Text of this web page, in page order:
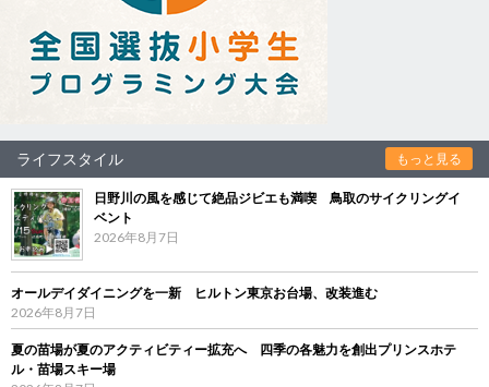
ライフスタイル もっと見る
日野川の風を感じて絶品ジビエも満喫 鳥取のサイクリングイ
ベント
2026年8月7日
オールデイダイニングを一新 ヒルトン東京お台場、改装進む
2026年8月7日
夏の苗場が夏のアクティビティー拡充へ 四季の各魅力を創出プリンスホテ
ル・苗場スキー場